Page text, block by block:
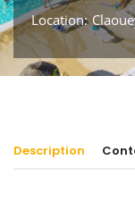
Location
Description